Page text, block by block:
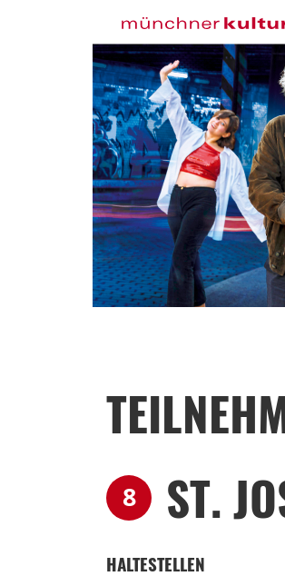
8 ST.
HALTESTELLEN